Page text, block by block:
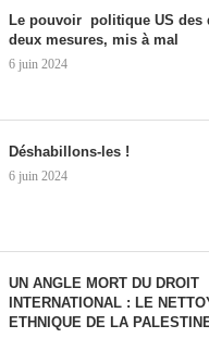
Le pouvoir politique US des
deux mesures, mis à mal
6 juin 2024
Déshabillons-les !
6 juin 2024
UN ANGLE MORT DU DROIT
INTERNATIONAL : LE
ETHNIQUE DE LA